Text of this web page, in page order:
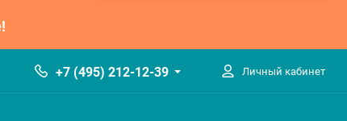
+7 (495) 212-12-39 Личный кабинет